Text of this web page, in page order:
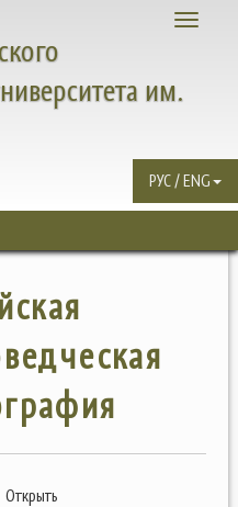
Toggle
им.
РУС / ENG
Открыть